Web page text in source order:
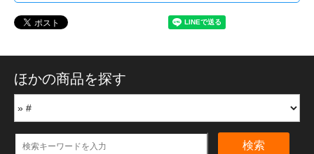
ほかの商品を探す
検索